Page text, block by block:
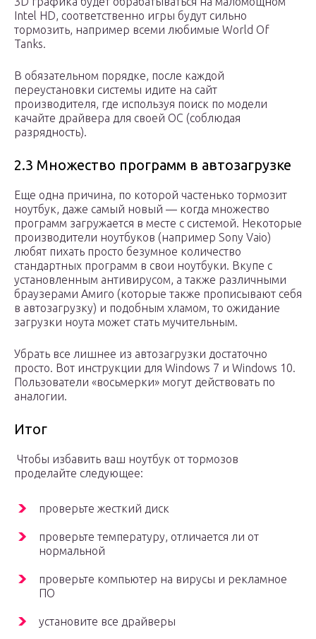
Intel HD, соответственно игры будут сильно
тормозить, например всеми любимые World Of
Tanks.
В обязательном порядке, после каждой
переустановки системы идите на сайт
производителя, где используя поиск по модели
качайте драйвера для своей ОС (соблюдая
разрядность).
2.3 Множество программ в автозагрузке
Еще одна причина, по которой частенько тормозит
ноутбук, даже самый новый — когда множество
программ загружается в месте с системой. Некоторые
производители ноутбуков (например Sony Vaio)
любят пихать просто безумное количество
стандартных программ в свои ноутбуки. Вкупе с
установленным антивирусом, а также различными
браузерами Амиго (которые также прописывают себя
в автозагрузку) и подобным хламом, то ожидание
загрузки ноута может стать мучительным.
Убрать все лишнее из автозагрузки достаточно
просто. Вот инструкции для Windows 7 и Windows 10.
Пользователи «восьмерки» могут действовать по
аналогии.
Итог
Чтобы избавить ваш ноутбук от тормозов
проделайте следующее:
проверьте жесткий диск
проверьте температуру, отличается ли от
нормальной
проверьте компьютер на вирусы и рекламное
ПО
установите все драйверы